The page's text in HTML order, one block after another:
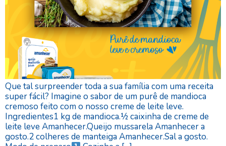
Que tal surpreender toda a sua família com uma receita
super fácil? Imagine o sabor de um purê de mandioca
cremoso feito com o nosso creme de leite leve.
Ingredientes1 kg de mandioca.½ caixinha de creme de
leite leve Amanhecer.Queijo mussarela Amanhecer a
gosto.2 colheres de manteiga Amanhecer.Sal a gosto.